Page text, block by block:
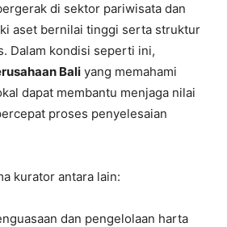
di sektor pariwisata dan
aset bernilai tinggi serta struktur
Dalam kondisi seperti ini,
Bali yang memahami
dapat membantu menjaga nilai
proses penyelesaian
kurator antara lain:
dan pengelolaan harta